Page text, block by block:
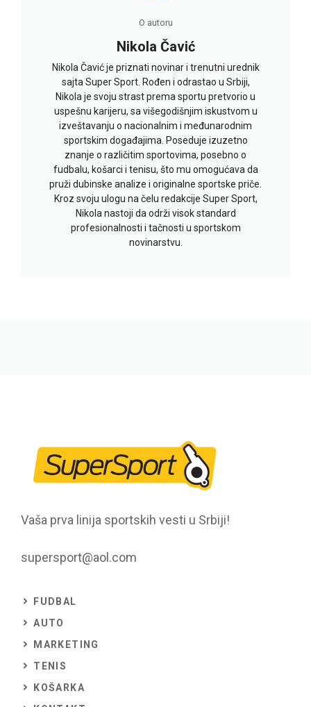
O autoru
Nikola Čavić
Nikola Čavić je priznati novinar i trenutni urednik
sajta Super Sport. Rođen i odrastao u Srbiji,
Nikola je svoju strast prema sportu pretvorio u
uspešnu karijeru, sa višegodišnjim iskustvom u
izveštavanju o nacionalnim i međunarodnim
sportskim događajima. Poseduje izuzetno
znanje o različitim sportovima, posebno o
fudbalu, košarci i tenisu, što mu omogućava da
pruži dubinske analize i originalne sportske priče.
Kroz svoju ulogu na čelu redakcije Super Sport,
Nikola nastoji da održi visok standard
profesionalnosti i tačnosti u sportskom
novinarstvu.
Vaša prva linija sportskih vesti u Srbiji!
supersport@aol.com
FUDBAL
AUTO
MARKETING
TENIS
KOŠARKA